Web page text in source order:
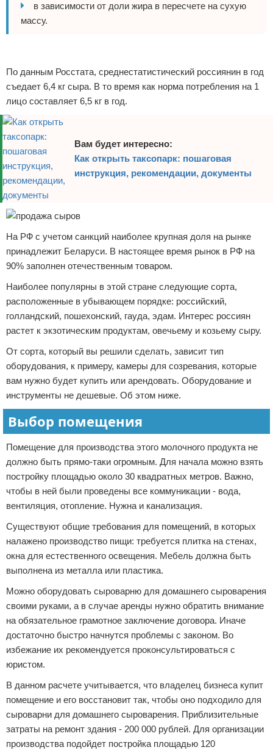
в зависимости от доли жира в пересчете на сухую
массу.
По данным Росстата, среднестатистический россиянин в год
съедает 6,4 кг сыра. В то время как норма потребления на 1
лицо составляет 6,5 кг в год.
Вам будет интересно:
Как открыть таксопарк: пошаговая
инструкция, рекомендации, документы
На РФ с учетом санкций наиболее крупная доля на рынке
принадлежит Беларуси. В настоящее время рынок в РФ на
90% заполнен отечественным товаром.
Наиболее популярны в этой стране следующие сорта,
расположенные в убывающем порядке: российский,
голландский, пошехонский, гауда, эдам. Интерес россиян
растет к экзотическим продуктам, овечьему и козьему сыру.
От сорта, который вы решили сделать, зависит тип
оборудования, к примеру, камеры для созревания, которые
вам нужно будет купить или арендовать. Оборудование и
инструменты не дешевые. Об этом ниже.
Выбор помещения
Помещение для производства этого молочного продукта не
должно быть прямо-таки огромным. Для начала можно взять
постройку площадью около 30 квадратных метров. Важно,
чтобы в ней были проведены все коммуникации - вода,
вентиляция, отопление. Нужна и канализация.
Существуют общие требования для помещений, в которых
налажено производство пищи: требуется плитка на стенах,
окна для естественного освещения. Мебель должна быть
выполнена из металла или пластика.
Можно оборудовать сыроварню для домашнего сыроварения
своими руками, а в случае аренды нужно обратить внимание
на обязательное грамотное заключение договора. Иначе
достаточно быстро начнутся проблемы с законом. Во
избежание их рекомендуется проконсультироваться с
юристом.
В данном расчете учитывается, что владелец бизнеса купит
помещение и его восстановит так, чтобы оно подходило для
сыроварни для домашнего сыроварения. Приблизительные
затраты на ремонт здания - 200 000 рублей. Для организации
производства подойдет постройка площадью 120